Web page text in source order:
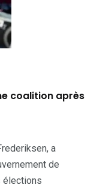
coalition après
a
de
élections